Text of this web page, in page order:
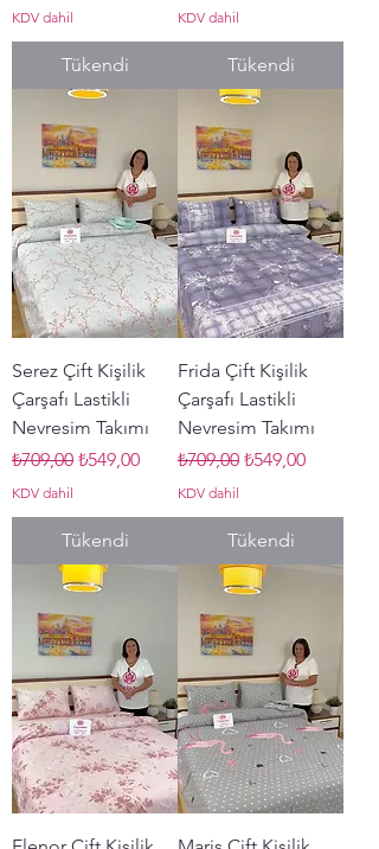
KDV dahil
Tükendi
KDV dahil
Tükendi
Serez Çift Kişilik
Çarşafı Lastikli
Nevresim Takımı
Normal Fiyat
₺709,00 İndirimli Fiyat
₺549,00
KDV dahil
Tükendi
Frida Çift Kişilik
Çarşafı Lastikli
Nevresim Takımı
Normal Fiyat
₺709,00 İndirimli Fiyat
₺549,00
KDV dahil
Tükendi